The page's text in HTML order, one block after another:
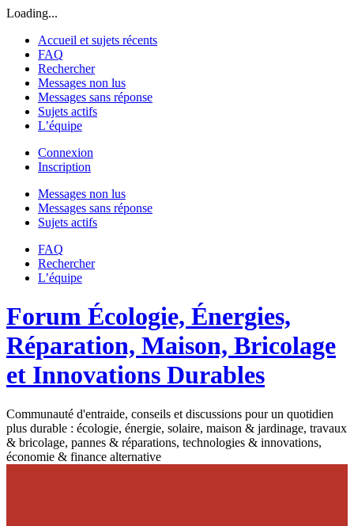
Loading...
Accueil et sujets récents
FAQ
Rechercher
Messages non lus
Messages sans réponse
Sujets actifs
L’équipe
Connexion
Inscription
Messages non lus
Messages sans réponse
Sujets actifs
FAQ
Rechercher
L’équipe
Forum Écologie, Énergies,
Réparation, Maison, Bricolage
et Innovations Durables
Communauté d'entraide, conseils et discussions pour un quotidien
plus durable : écologie, énergie, solaire, maison & jardinage, travaux
& bricolage, pannes & réparations, technologies & innovations,
économie & finance alternative